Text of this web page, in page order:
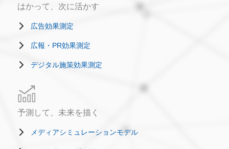
はかって、次に活かす
広告効果測定
広報・PR効果測定
デジタル施策効果測定
予測して、未来を描く
メディアシミュレーションモデル